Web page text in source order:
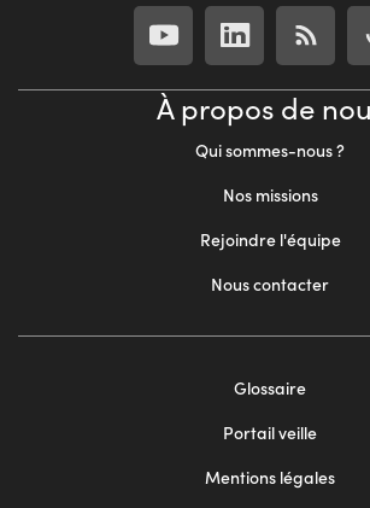
À propos de
Qui sommes-nous ?
Nos missions
Rejoindre l'équipe
Nous contacter
Glossaire
Portail veille
Mentions légales